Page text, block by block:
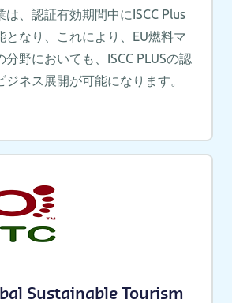
は、認証有効期間中にISCC Plus
となり、これにより、EU燃料マ
分野においても、ISCC PLUSの認
ネス展開が可能になります。
Sustainable Tourism